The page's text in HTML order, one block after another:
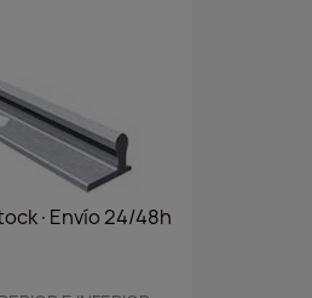
24/48h